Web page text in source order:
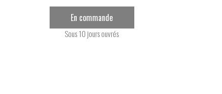
En commande
Sous 10 jours ouvrés